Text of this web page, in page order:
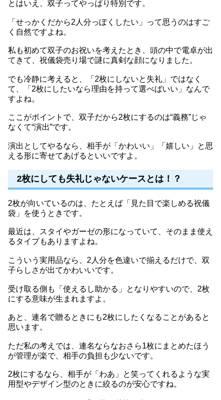
とはいえ、双子ってやっぱり特別です。
「せっかくだから2人分っぽくしたい」って思うのはすご
く自然ですよね。
私も初めて双子のお祝いを考えたとき、頭の中で電卓が出
てきて、祝儀袋売り場で謎に真剣な顔になりました。
でも冷静に考えると、「2枚にしないと失礼」ではなく
て、「2枚にしたいなら理由を持って選べばいい」なんで
すよね。
ここがポイントで、双子だから2枚にするのは“義務”じゃ
なくて“演出”です。
演出としてやるなら、相手が「かわいい」「嬉しい」と思
える形に寄せてあげるといいですよ。
2枚にしても失礼じゃないケースとは！？
2枚が向いているのは、たとえば「見た目で楽しめる祝儀
袋」を使うときです。
最近は、スタイやガーゼの形になっていて、そのまま使え
るタイプもありますよね。
こういう実用品なら、2人分を色違いで揃えるだけで、双
子らしさが出てかわいいです。
受け取る側も「使えるし助かる」となりやすいので、2枚
にする意味が生まれますよ。
あと、連名で贈るときにも2枚にしたくなることがあると
思います。
ただ私の考えでは、連名ならなおさら1枚にまとめたほう
が管理が楽で、相手の負担も少ないです。
2枚にするなら、相手が「わあ」と笑ってくれるような実
用型やデザイン型のときに絞るのが安心ですね。